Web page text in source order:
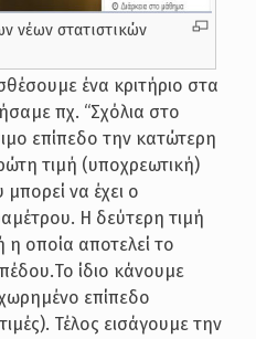
νέων στατιστικών
ένα κριτήριο στα
πχ. “Σχόλια στο
επίπεδο την κατώτερη
τιμή (υποχρεωτική)
να έχει ο
Η δεύτερη τιμή
η οποία αποτελεί το
ίδιο κάνουμε
επίπεδο
Τέλος εισάγουμε την